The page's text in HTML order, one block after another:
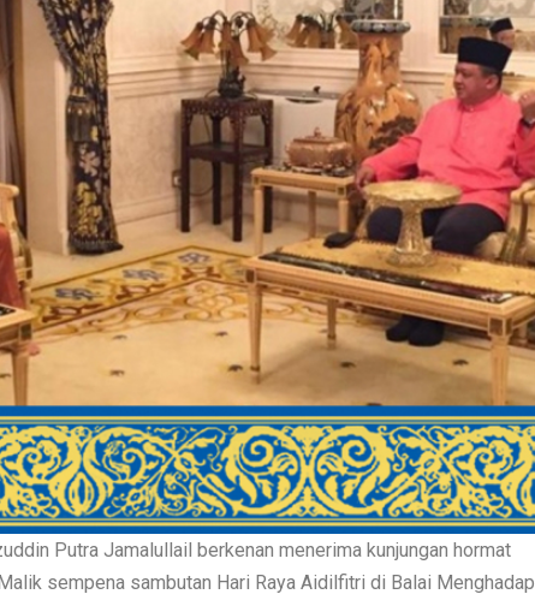
Putra Jamalullail berkenan menerima kunjungan hormat
sempena sambutan Hari Raya Aidilfitri di Balai Menghadap